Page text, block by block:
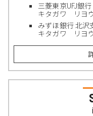
三菱東京UFJ銀
キタガワ リヨ
みずほ銀行 北沢
キタガワ リヨ